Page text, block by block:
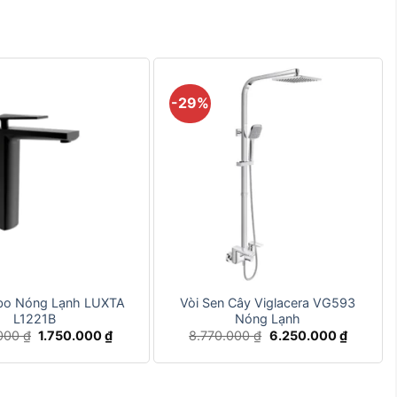
Nóng Lạnh LUXTA
L1221B
₫ Giá
là:
1.750.000₫Giá
tại
-29%
Vòi Sen Cây Viglacera VG593
Nóng Lạnh
8.770.000₫ Giá
là:
6.250.000₫Giá
hiện
tại